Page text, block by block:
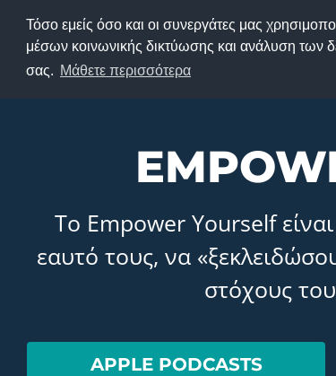
Τόσο εμείς όσο και οι συνεργάτες μας
μέσων κοινωνικής δικτύωσης και ανάλυση των
σας. Μάθετε περισσότερα
Μετάβαση
περιεχόμενο
ΑΡΧΙΚΗ ΣΧΕΤΙΚΑ
Το Empower Yourself
εαυτό τους, να
στόχους
APPLE PODCASTS